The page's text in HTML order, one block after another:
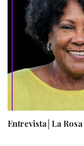
Entrevista│La